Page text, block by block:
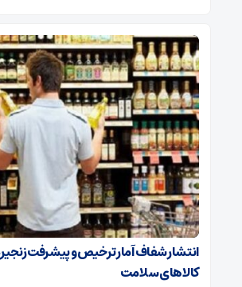
انتشار شفاف آمار ترخیص و پیشرفت
کالاهای سلامت